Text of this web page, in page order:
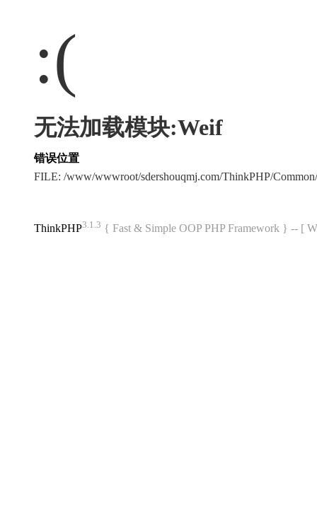
:(
无法加载模块:Weif
错误位置
FILE: /www/wwwroot/sdershouqmj.com/ThinkPHP/
ThinkPHP3.1.3 { Fast & Simple OOP PHP Framework } -- [